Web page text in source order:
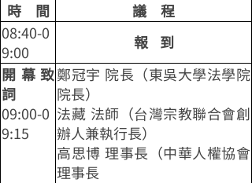
時 間
議 程
08:40-0
9:00
報 到
開幕致
詞
09:00-0
9:15
鄭冠宇 院長（東吳大學法學院
院長）
法藏 法師（台灣宗教聯合會創
辦人兼執行長）
高思博 理事長（中華人權協會
理事長